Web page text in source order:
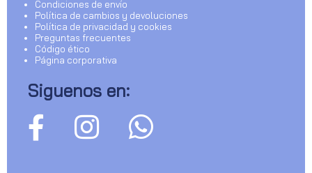
Condiciones de envío
Política de cambios y devoluciones
Política de privacidad y cookies
Preguntas frecuentes
Código ético
Página corporativa
Siguenos en: